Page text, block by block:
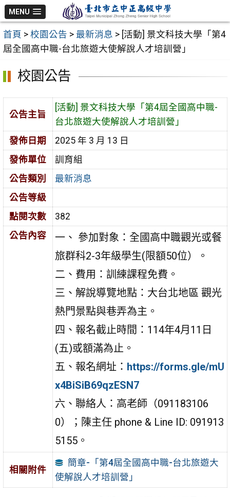
跳
至
主
要
MENU
首頁 > 校園公告 > 最新消息 > [活動] 景文科技大學「第4
屆全國高中職-台北旅遊大使解說人才培訓營」
校園公告
公告主旨
[活動] 景文科技大學「第4屆全國高中職-
台北旅遊大使解說人才培訓營」
發佈日期
2025 年 3 月 13 日
發佈單位
訓育組
公告類別
最新消息
公告等級
點閱次數
382
公告內容
一、 參加對象：全國高中職觀光或餐
旅群科2-3年級學生(限額50位）。
二、費用：訓練課程免費。
三、解說導覽地點：大台北地區 觀光
熱門景點與巷弄為主。
四、報名截止時間：114年4月11日
(五)或額滿為止。
五、報名網址： https://forms.gle/mU
x4BiSiB69qzESN7
六、聯絡人：高老師（091183106
0）；陳主任 phone & Line ID: 091913
5155。
相關附件
簡章-「第4屆全國高中職-台北旅遊大
使解說人才培訓營」